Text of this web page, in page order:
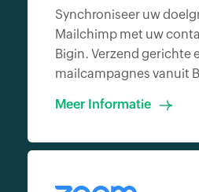
Synchroniseer uw
Mailchimp met uw
Bigin. Verzend gerichte
mailcampagnes vanuit
Meer Informatie